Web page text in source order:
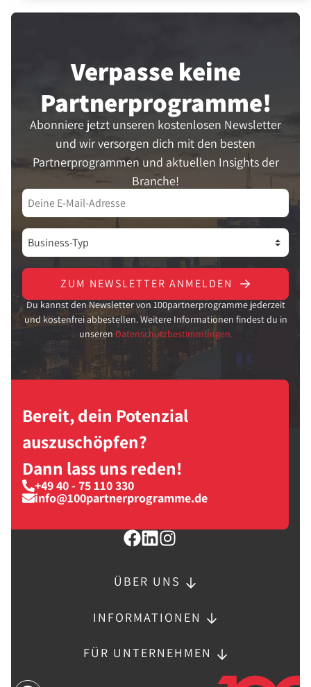
Verpasse keine
Partner­programme!
Abonniere jetzt unseren kostenlosen Newsletter
und wir versorgen dich mit den besten
Partnerprogrammen und aktuellen Insights der
Branche!
ZUM NEWSLETTER ANMELDEN
Du kannst den Newsletter von 100partnerprogramme jederzeit
und kostenfrei abbestellen. Weitere Informationen findest du in
unseren Datenschutzbestimmungen.
Bereit, dein Potenzial
auszuschöpfen?
Dann lass uns reden!
+49 40 - 75 110 330
info@100partnerprogramme.de
ÜBER UNS
INFORMATIONEN
FÜR UNTERNEHMEN